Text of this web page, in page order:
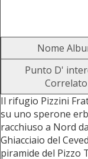
Nome
Punto D'
Correlato
Il rifugio Pizzini
su uno sperone
racchiuso a Nord
Ghiacciaio del
piramide del Pizzo